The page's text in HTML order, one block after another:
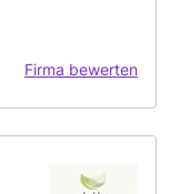
Firma bewerten